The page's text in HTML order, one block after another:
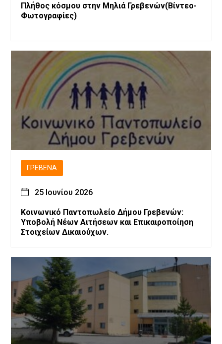
Πλήθος κόσμου στην Μηλιά Γρεβενών(Βίντεο-
Φωτογραφίες)
ΓΡΕΒΕΝΆ
25 Ιουνίου 2026
Κοινωνικό Παντοπωλείο Δήμου Γρεβενών:
Υποβολή Νέων Αιτήσεων και Επικαιροποίηση
Στοιχείων Δικαιούχων.